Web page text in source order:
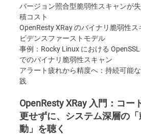
バージョン照合型脆弱性スキャンが
積コスト
OpenResty XRay のバイナリ脆弱性
ビデンスファーストモデル
事例：Rocky Linux における
でのバイナリ脆弱性スキャン
アラート疲れから精度へ：持続可能
践
OpenResty XRay 入門：コー
更せずに、システム深層の「
動」を聴く